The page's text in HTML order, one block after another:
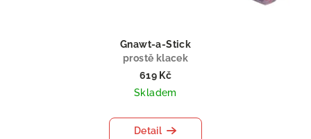
Gnawt-a-Stick
prostě klacek
619 Kč
Skladem
Detail